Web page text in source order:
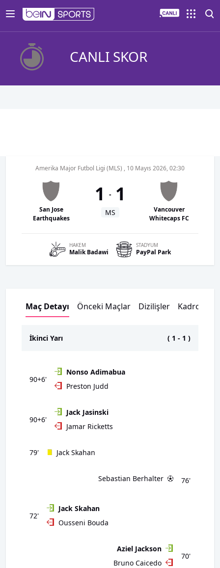
CANLI SKOR
Amerika Major Futbol Ligi (MLS) , 10 Mayıs 2026, 02:30
San Jose
Earthquakes
1 - 1
MS
Vancouver
Whitecaps FC
HAKEM
Malik Badawi
STADYUM
PayPal Park
Maç Detayı Önceki Maçlar Dizilişler Kadrolar
İkinci Yarı ( 1 - 1 )
90+6'
Nonso Adimabua
Preston Judd
90+6'
Jack Jasinski
Jamar Ricketts
79' Jack Skahan
76'
Sebastian Berhalter
72'
Jack Skahan
Ousseni Bouda
70'
Aziel Jackson
Bruno Caicedo